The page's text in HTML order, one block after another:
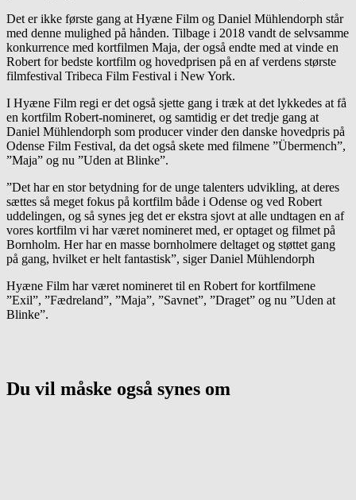
Det er ikke første gang at Hyæne Film og Daniel Mühlendorph står
med denne mulighed på hånden. Tilbage i 2018 vandt de selvsamme
konkurrence med kortfilmen Maja, der også endte med at vinde en
Robert for bedste kortfilm og hovedprisen på en af verdens største
filmfestival Tribeca Film Festival i New York.
I Hyæne Film regi er det også sjette gang i træk at det lykkedes at få
en kortfilm Robert-nomineret, og samtidig er det tredje gang at
Daniel Mühlendorph som producer vinder den danske hovedpris på
Odense Film Festival, da det også skete med filmene ”Übermench”,
”Maja” og nu ”Uden at Blinke”.
”Det har en stor betydning for de unge talenters udvikling, at deres
sættes så meget fokus på kortfilm både i Odense og ved Robert
uddelingen, og så synes jeg det er ekstra sjovt at alle undtagen en af
vores kortfilm vi har været nomineret med, er optaget og filmet på
Bornholm. Her har en masse bornholmere deltaget og støttet gang
på gang, hvilket er helt fantastisk”, siger Daniel Mühlendorph
Hyæne Film har været nomineret til en Robert for kortfilmene
”Exil”, ”Fædreland”, ”Maja”, ”Savnet”, ”Draget” og nu ”Uden at
Blinke”.
Du vil måske også synes om